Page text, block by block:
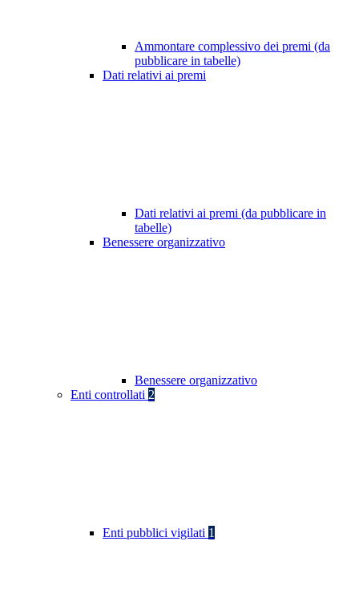
Ammontare complessivo dei premi (da
pubblicare in tabelle)
Dati relativi ai premi
Dati relativi ai premi (da pubblicare in
tabelle)
Benessere organizzativo
Benessere organizzativo
Enti controllati 2
Enti pubblici vigilati 1